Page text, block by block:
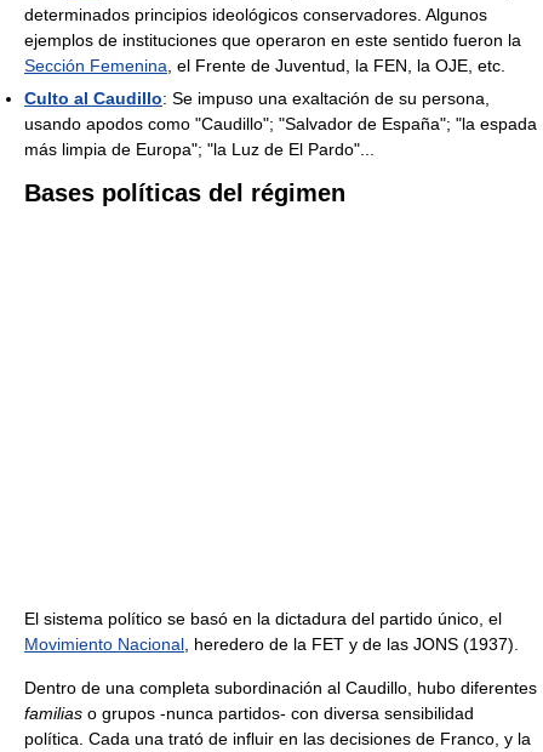
determinados principios ideológicos conservadores. Algunos
ejemplos de instituciones que operaron en este sentido fueron la
Sección Femenina , el Frente de Juventud, la FEN, la OJE, etc.
Culto al Caudillo: Se impuso una exaltación de su persona,
usando apodos como "Caudillo"; "Salvador de España"; "la espada
más limpia de Europa"; "la Luz de El Pardo"...
Bases políticas del régimen
El sistema político se basó en la dictadura del partido único, el
Movimiento Nacional , heredero de la FET y de las JONS (1937).
Dentro de una completa subordinación al Caudillo, hubo diferentes
familias o grupos -nunca partidos- con diversa sensibilidad
política. Cada una trató de influir en las decisiones de Franco, y la